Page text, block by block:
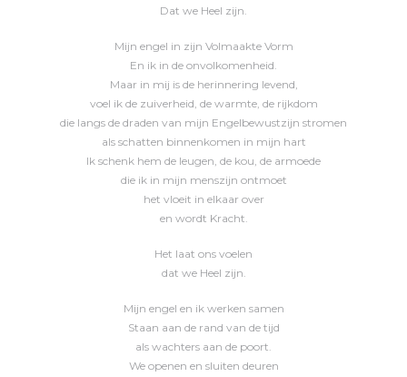
Dat we Heel zijn.
Mijn engel in zijn Volmaakte Vorm
En ik in de onvolkomenheid.
Maar in mij is de herinnering levend,
voel ik de zuiverheid, de warmte, de rijkdom
die langs de draden van mijn Engelbewustzijn stromen
als schatten binnenkomen in mijn hart
Ik schenk hem de leugen, de kou, de armoede
die ik in mijn menszijn ontmoet
het vloeit in elkaar over
en wordt Kracht.
Het laat ons voelen
dat we Heel zijn.
Mijn engel en ik werken samen
Staan aan de rand van de tijd
als wachters aan de poort.
We openen en sluiten deuren